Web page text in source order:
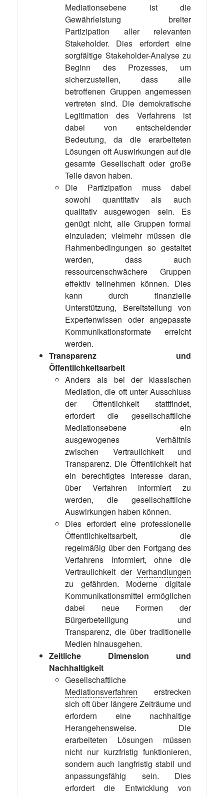
Mediationsebene ist die
Gewährleistung breiter
Partizipation aller relevanten
Stakeholder. Dies erfordert eine
sorgfältige Stakeholder-Analyse zu
Beginn des Prozesses, um
sicherzustellen, dass alle
betroffenen Gruppen angemessen
vertreten sind. Die demokratische
Legitimation des Verfahrens ist
dabei von entscheidender
Bedeutung, da die erarbeiteten
Lösungen oft Auswirkungen auf die
gesamte Gesellschaft oder große
Teile davon haben.
Die Partizipation muss dabei
sowohl quantitativ als auch
qualitativ ausgewogen sein. Es
genügt nicht, alle Gruppen formal
einzuladen; vielmehr müssen die
Rahmenbedingungen so gestaltet
werden, dass auch
ressourcenschwächere Gruppen
effektiv teilnehmen können. Dies
kann durch finanzielle
Unterstützung, Bereitstellung von
Expertenwissen oder angepasste
Kommunikationsformate erreicht
werden.
Transparenz und
Öffentlichkeitsarbeit
Anders als bei der klassischen
Mediation, die oft unter Ausschluss
der Öffentlichkeit stattfindet,
erfordert die gesellschaftliche
Mediationsebene ein
ausgewogenes Verhältnis
zwischen Vertraulichkeit und
Transparenz. Die Öffentlichkeit hat
ein berechtigtes Interesse daran,
über Verfahren informiert zu
werden, die gesellschaftliche
Auswirkungen haben können.
Dies erfordert eine professionelle
Öffentlichkeitsarbeit, die
regelmäßig über den Fortgang des
Verfahrens informiert, ohne die
Vertraulichkeit der Verhandlungen
zu gefährden. Moderne digitale
Kommunikationsmittel ermöglichen
dabei neue Formen der
Bürgerbeteiligung und
Transparenz, die über traditionelle
Medien hinausgehen.
Zeitliche Dimension und
Nachhaltigkeit
Gesellschaftliche
Mediationsverfahren erstrecken
sich oft über längere Zeiträume und
erfordern eine nachhaltige
Herangehensweise. Die
erarbeiteten Lösungen müssen
nicht nur kurzfristig funktionieren,
sondern auch langfristig stabil und
anpassungsfähig sein. Dies
erfordert die Entwicklung von